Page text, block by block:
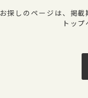
お探しのページは、掲
トッ